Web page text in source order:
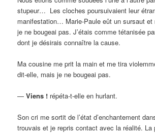
stupeur… Les cloches poursuivaient leur
manifestation… Marie-Paule eût un sursaut et
je ne bougeai pas. J’étais comme tétanisée
dont je désirais connaître la cause.
Ma cousine me prit la main et me tira
dit-elle, mais je ne bougeai pas.
—Viens ! répéta-t-elle en hurlant.
Son cri me sortit de l’état d’enchantement
trouvais et je repris contact avec la réalité. La